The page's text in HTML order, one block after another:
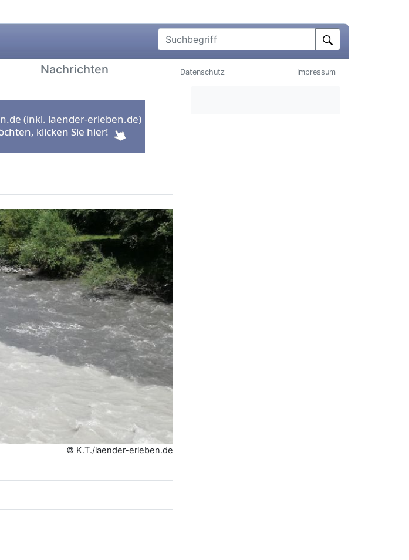
Suchbegriff
Nachrichten Datenschutz Impressum
© K.T./laender-erleben.de